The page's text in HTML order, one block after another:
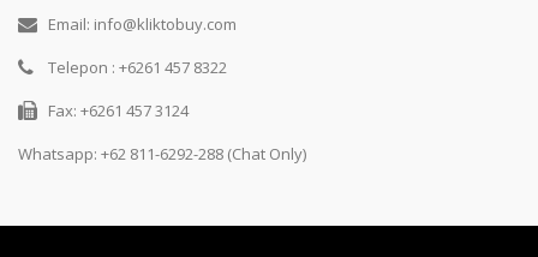
Email: info@kliktobuy.com
Telepon : +6261 457 8322
Fax: +6261 457 3124
Whatsapp: +62 811-6292-288 (Chat Only)